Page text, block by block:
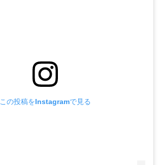
この投稿をInstagramで見る